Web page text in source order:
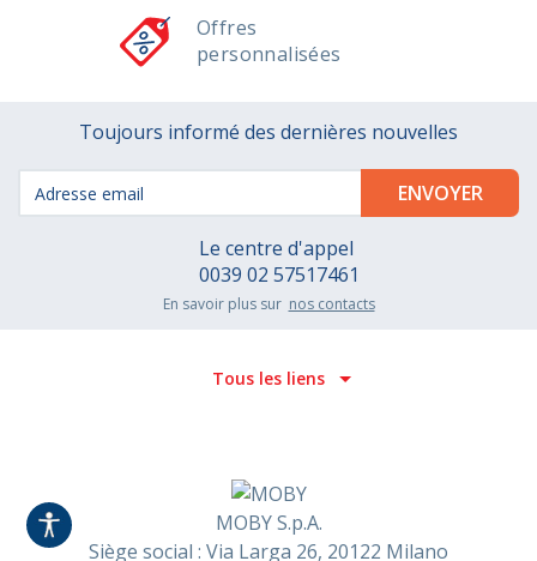
Offres
personnalisées
Toujours informé des dernières nouvelles
Le centre d'appel
0039 02 57517461
En savoir plus sur nos contacts
Tous les liens
MOBY S.p.A.
Siège social : Via Larga 26, 20122 Milano